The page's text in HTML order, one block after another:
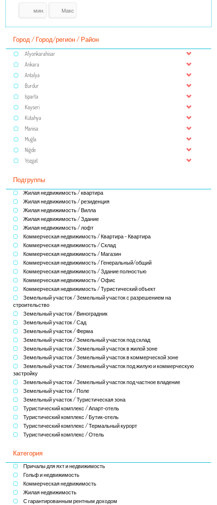
Город / Город/регион / Район
Afyonkarahisar
Ankara
Antalya
Burdur
Isparta
Kayseri
Kütahya
Manisa
Muğla
Niğde
Yozgat
Подгруппы
Жилая недвижимость / квартира
Жилая недвижимость / резиденция
Жилая недвижимость / Вилла
Жилая недвижимость / Здание
Жилая недвижимость / лофт
Коммерческая недвижимость / Квартира – Квартира
Коммерческая недвижимость / Склад
Коммерческая недвижимость / Магазин
Коммерческая недвижимость / Генеральный/общий
Коммерческая недвижимость / Здание полностью
Коммерческая недвижимость / Офис
Коммерческая недвижимость / Туристический объект
Земельный участок / Земельный участок с разрешением на
строительство
Земельный участок / Виноградник
Земельный участок / Сад
Земельный участок / Ферма
Земельный участок / Земельный участок под склад
Земельный участок / Земельный участок в жилой зоне
Земельный участок / Земельный участок в коммерческой зоне
Земельный участок / Земельный участок под жилую и коммерческую
застройку
Земельный участок / Земельный участок под частное владение
Земельный участок / Поле
Земельный участок / Туристическая зона
Туристический комплекс / Апарт-отель
Туристический комплекс / Бутик-отель
Туристический комплекс / Термальный курорт
Туристический комплекс / Отель
Категория
Причалы для яхт и недвижимость
Гольф и недвижимость
Коммерческая недвижимость
Жилая недвижимость
С гарантированным рентным доходом